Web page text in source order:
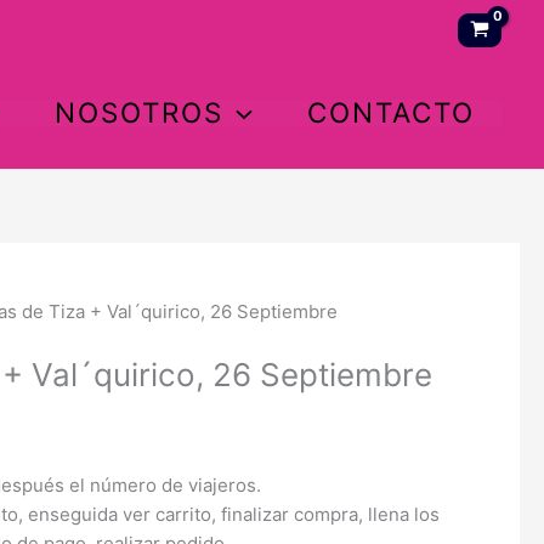
NOSOTROS CONTACTO
de Tiza + Val´quirico, 26 Septiembre
Val´quirico, 26 Septiembre
el número de viajeros.
enseguida ver carrito, finalizar compra, llena los